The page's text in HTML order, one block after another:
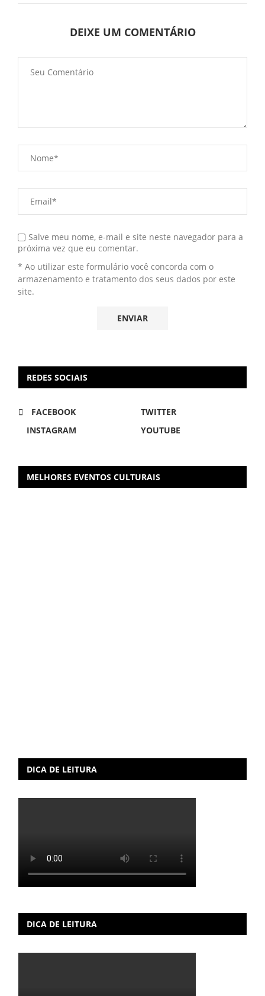
DEIXE UM COMENTÁRIO
Salve meu nome, e-mail e site neste navegador para a
próxima vez que eu comentar.
* Ao utilizar este formulário você concorda com o
armazenamento e tratamento dos seus dados por este
site.
REDES SOCIAIS
FACEBOOK
TWITTER
INSTAGRAM
YOUTUBE
MELHORES EVENTOS CULTURAIS
DICA DE LEITURA
DICA DE LEITURA